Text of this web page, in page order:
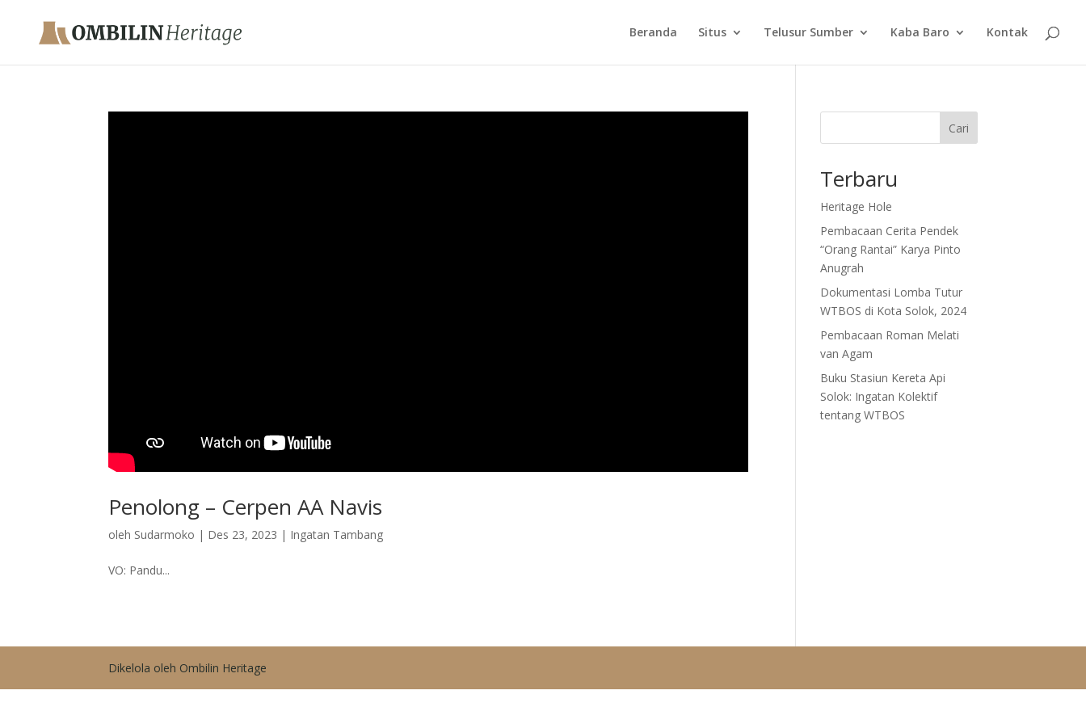
Beranda Situs Telusur Sumber Kaba Baro Kontak
Penolong – Cerpen AA Navis
oleh Sudarmoko | Des 23, 2023 | Ingatan Tambang
VO: Pandu...
Cari
Terbaru
Heritage Hole
Pembacaan Cerita Pendek
“Orang Rantai” Karya Pinto
Anugrah
Dokumentasi Lomba Tutur
WTBOS di Kota Solok, 2024
Pembacaan Roman Melati
van Agam
Buku Stasiun Kereta Api
Solok: Ingatan Kolektif
tentang WTBOS
Dikelola oleh Ombilin Heritage